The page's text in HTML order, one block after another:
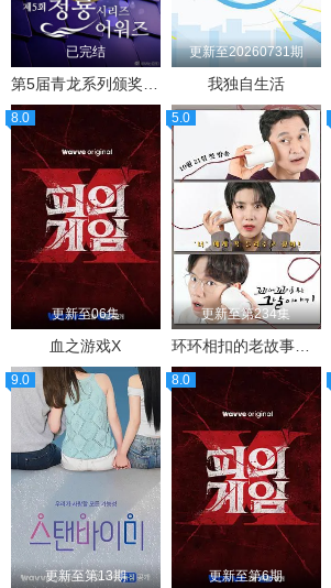
已完结 更新至20260731期
我独自生活
8.0
更新至06集
血之游戏X
5.0
更新至第234集
环环相扣的老故事第三季
9.0
更新至第13期
8.0
更新至第6期